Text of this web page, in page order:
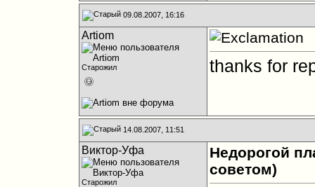
09.08.2007, 16:16
Artiom
Старожил thanks for
14.08.2007, 11:51
Виктор-Уфа
Старожил
Недорогой
советом)